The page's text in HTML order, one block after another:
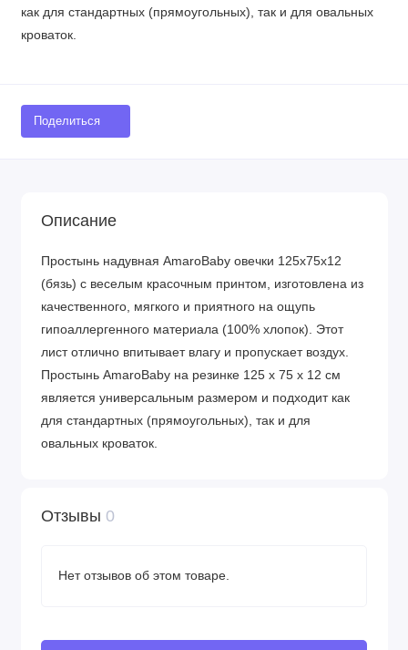
как для стандартных (прямоугольных), так и для овальных
кроваток.
Поделиться
Описание
Простынь надувная AmaroBaby овечки 125х75х12
(бязь) с веселым красочным принтом, изготовлена ​​из
качественного, мягкого и приятного на ощупь
гипоаллергенного материала (100% хлопок). Этот
лист отлично впитывает влагу и пропускает воздух.
Простынь AmaroBaby на резинке 125 х 75 х 12 см
является универсальным размером и подходит как
для стандартных (прямоугольных), так и для
овальных кроваток.
Отзывы 0
Нет отзывов об этом товаре.